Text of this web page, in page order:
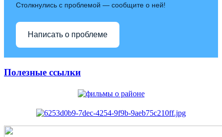
Столкнулись с проблемой — сообщите о ней!
Написать о проблеме
Полезные ссылки